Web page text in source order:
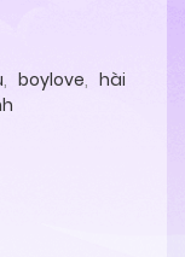
, boylove, hài